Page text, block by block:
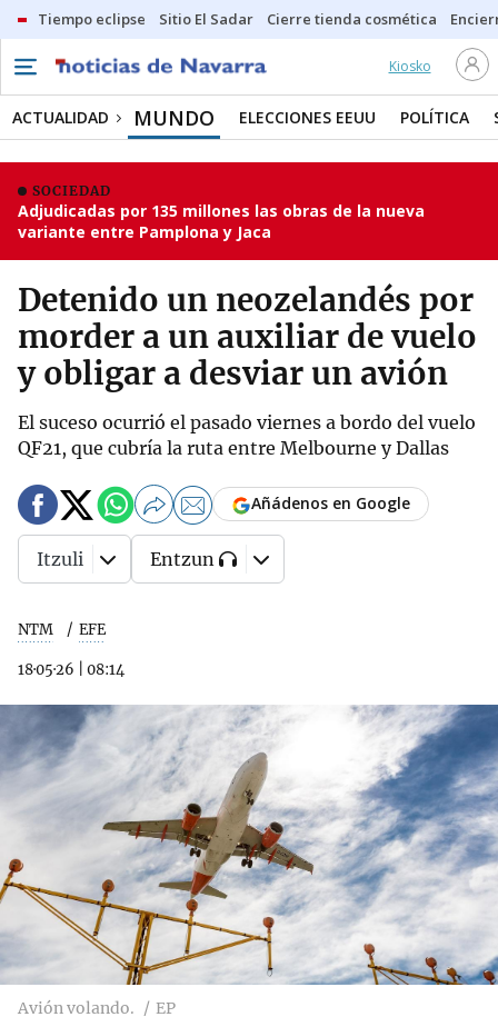
Tiempo eclipse Sitio El Sadar Cierre tienda cosmética
Kiosko
ACTUALIDAD MUNDO ELECCIONES EEUU POLÍTICA
SOCIEDAD
Adjudicadas por 135 millones las obras de la nueva
variante entre Pamplona y Jaca
Detenido un neozelandés por
morder a un auxiliar de vuelo
y obligar a desviar un avión
El suceso ocurrió el pasado viernes a bordo del vuelo
QF21, que cubría la ruta entre Melbourne y Dallas
NTM EFE
18·05·26 08:14
Añádenos en Google
Itzuli Entzun
Avión volando. EP